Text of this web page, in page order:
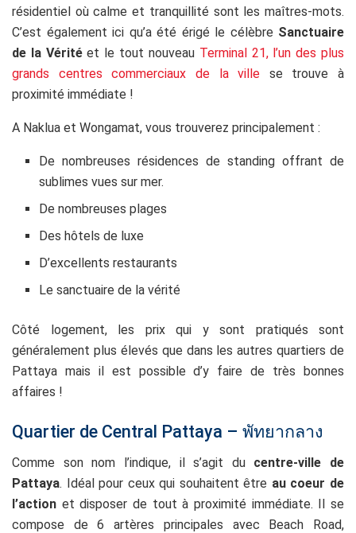
résidentiel où calme et tranquillité sont les maîtres-mots.
C’est également ici qu’a été érigé le célèbre Sanctuaire
de la Véritéet le tout nouveau Terminal 21, l’un des plus
grands centres commerciaux de la ville se trouve à
proximité immédiate !
A Naklua et Wongamat, vous trouverez principalement :
De nombreuses résidences de standing offrant de
sublimes vues sur mer.
De nombreuses plages
Des hôtels de luxe
D’excellents restaurants
Le sanctuaire de la vérité
Côté logement, les prix qui y sont pratiqués sont
généralement plus élevés que dans les autres quartiers de
Pattaya mais il est possible d’y faire de très bonnes
affaires !
Quartier de Central Pattaya – พัทยากลาง
Comme son nom l’indique, il s’agit du centre-ville de
Pattaya. Idéal pour ceux qui souhaitent être au coeur de
l’action et disposer de tout à proximité immédiate. Il se
compose de 6 artères principales avec Beach Road,